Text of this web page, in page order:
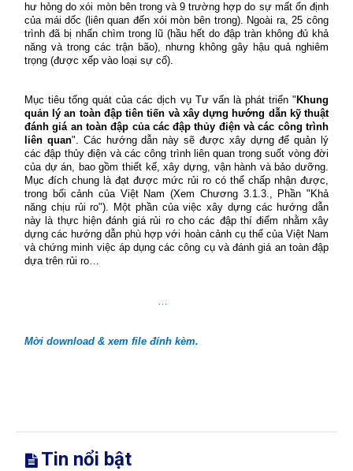
hư hỏng do xói mòn bên trong và 9 trường hợp do sự mất ổn định
của mái dốc (liên quan đến xói mòn bên trong). Ngoài ra, 25 công
trình đã bị nhấn chìm trong lũ (hầu hết do đập tràn không đủ khả
năng và trong các trận bão), nhưng không gây hậu quả nghiêm
trọng (được xếp vào loại sự cố).
Mục tiêu tổng quát của các dịch vụ Tư vấn là phát triển " Khung
quản lý an toàn đập tiên tiến và xây dựng hướng dẫn kỹ thuật
đánh giá an toàn đập của các đập thủy điện và các công trình
liên quan". Các hướng dẫn này sẽ được xây dựng để quản lý
các đập thủy điện và các công trình liên quan trong suốt vòng đời
của dự án, bao gồm thiết kế, xây dựng, vận hành và bảo dưỡng.
Mục đích chung là đạt được mức rủi ro có thể chấp nhận được,
trong bối cảnh của Việt Nam (Xem Chương 3.1.3., Phần "Khả
năng chịu rủi ro"). Một phần của việc xây dựng các hướng dẫn
này là thực hiện đánh giá rủi ro cho các đập thí điểm nhằm xây
dựng các hướng dẫn phù hợp với hoàn cảnh cụ thể của Việt Nam
và chứng minh việc áp dụng các công cụ và đánh giá an toàn đập
dựa trên rủi ro…
…
Mời download & xem file đính kèm.
Tin nổi bật